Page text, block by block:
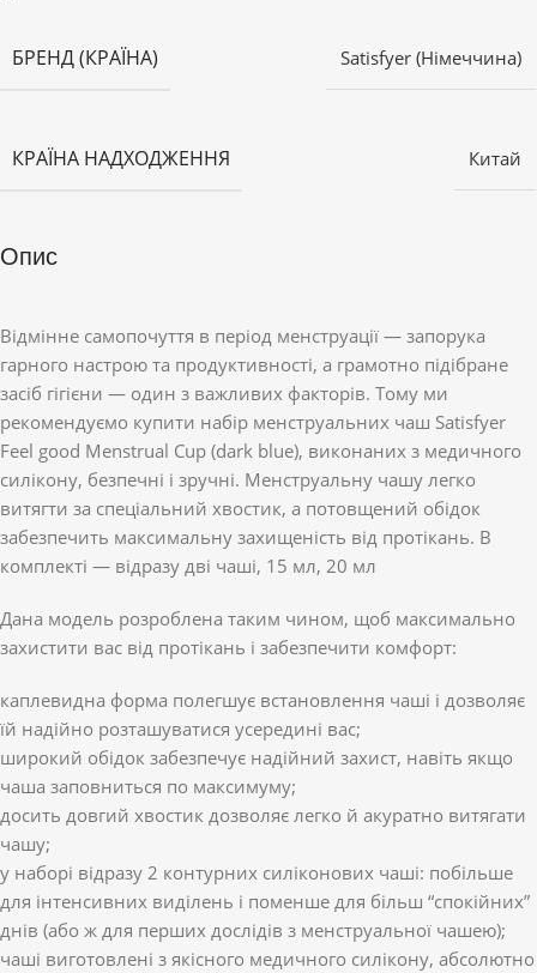
БРЕНД (КРАЇНА) Satisfyer (Німеччина)
КРАЇНА НАДХОДЖЕННЯ Китай
Опис
Відмінне самопочуття в період менструації — запорука
гарного настрою та продуктивності, а грамотно підібране
засіб гігієни — один з важливих факторів. Тому ми
рекомендуємо купити набір менструальних чаш Satisfyer
Feel good Menstrual Cup (dark blue), виконаних з медичного
силікону, безпечні і зручні. Менструальну чашу легко
витягти за спеціальний хвостик, а потовщений обідок
забезпечить максимальну захищеність від протікань. В
комплекті — відразу дві чаші, 15 мл, 20 мл
Дана модель розроблена таким чином, щоб максимально
захистити вас від протікань і забезпечити комфорт:
каплевидна форма полегшує встановлення чаші і дозволяє
їй надійно розташуватися усередині вас;
широкий обідок забезпечує надійний захист, навіть якщо
чаша заповниться по максимуму;
досить довгий хвостик дозволяє легко й акуратно витягати
чашу;
у наборі відразу 2 контурних силіконових чаші: побільше
для інтенсивних виділень і поменше для більш “спокійних”
днів (або ж для перших дослідів з менструальної чашею);
чаші виготовлені з якісного медичного силікону, абсолютно